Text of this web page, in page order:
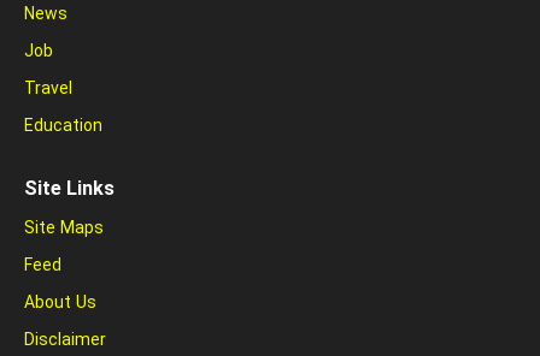
News
Job
Travel
Education
Site Links
Site Maps
Feed
About Us
Disclaimer